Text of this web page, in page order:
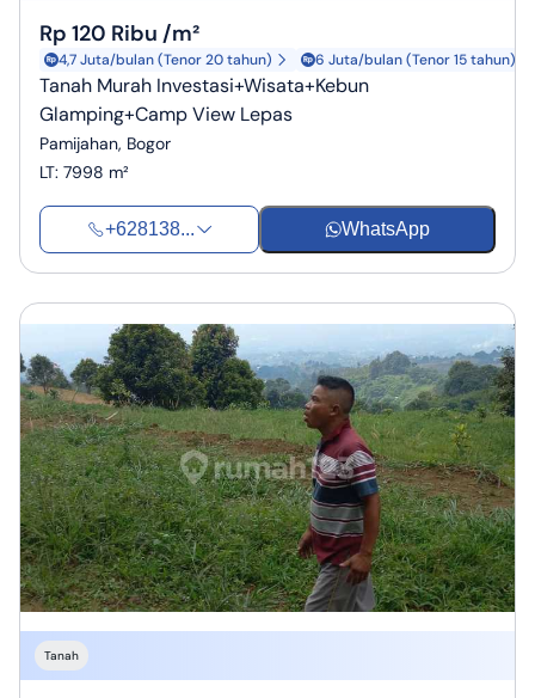
Rp 120 Ribu /m²
4,7 Juta/bulan (Tenor 20 tahun) 6 Juta/bulan (Tenor 15 tahun)
Tanah Murah Investasi+Wisata+Kebun
Glamping+Camp View Lepas
Pamijahan, Bogor
LT: 7998 m²
+628138... WhatsApp
Tanah